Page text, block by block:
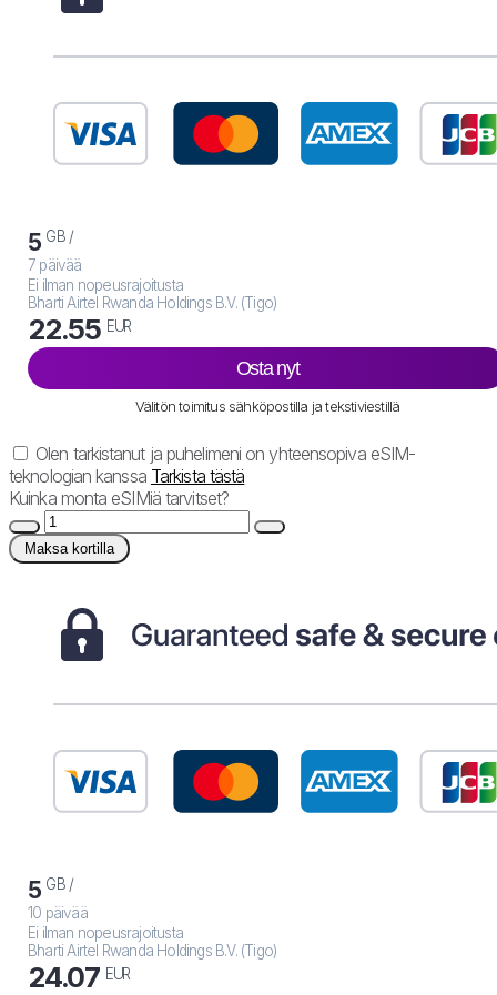
5 GB /
7 päivää
Ei ilman nopeusrajoitusta
Bharti Airtel Rwanda Holdings B.V. (Tigo)
22.55 EUR
Osta nyt
Välitön toimitus sähköpostilla ja tekstiviestillä
Olen tarkistanut ja puhelimeni on yhteensopiva eSIM-
teknologian kanssa Tarkista tästä
Kuinka monta eSIMiä tarvitset?
Maksa kortilla
5 GB /
10 päivää
Ei ilman nopeusrajoitusta
Bharti Airtel Rwanda Holdings B.V. (Tigo)
24.07 EUR